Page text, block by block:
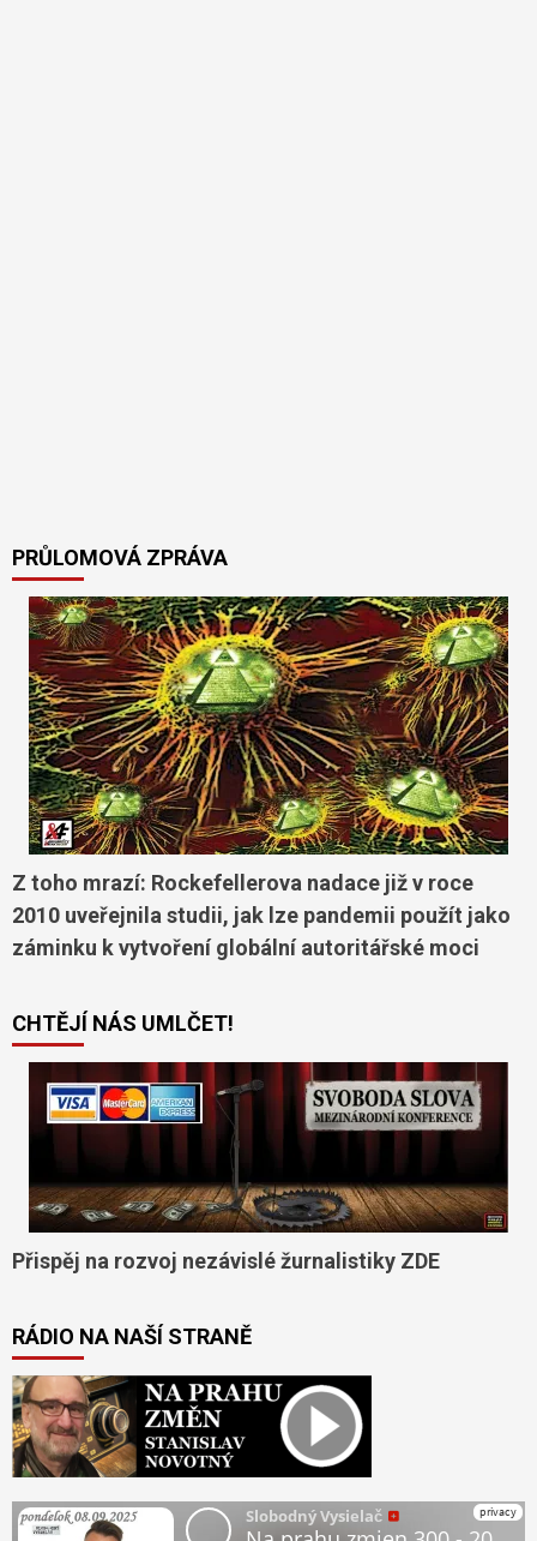
PRŮLOMOVÁ ZPRÁVA
Z toho mrazí: Rockefellerova nadace již v roce
2010 uveřejnila studii, jak lze pandemii použít jako
záminku k vytvoření globální autoritářské moci
CHTĚJÍ NÁS UMLČET!
Přispěj na rozvoj nezávislé žurnalistiky ZDE
RÁDIO NA NAŠÍ STRANĚ